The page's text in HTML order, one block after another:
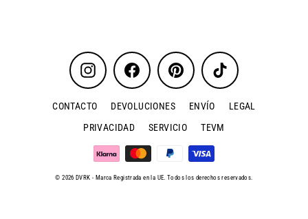
Instagram Facebook Pinterest TikTok
CONTACTO DEVOLUCIONES ENVÍO
LEGAL
PRIVACIDAD
SERVICIO TEVM
© 2026 DVRK - Marca Registrada en la UE. Todos los derechos reservados.